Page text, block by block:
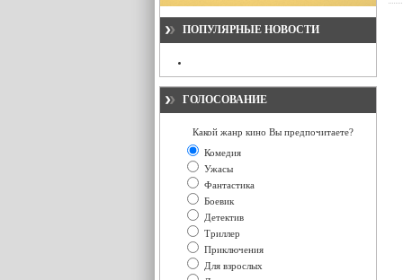
ПОПУЛЯРНЫЕ НОВОСТИ
ГОЛОСОВАНИЕ
Какой жанр кино Вы предпочитаете?
Комедия
Ужасы
Фантастика
Боевик
Детектив
Триллер
Приключения
Для взрослых